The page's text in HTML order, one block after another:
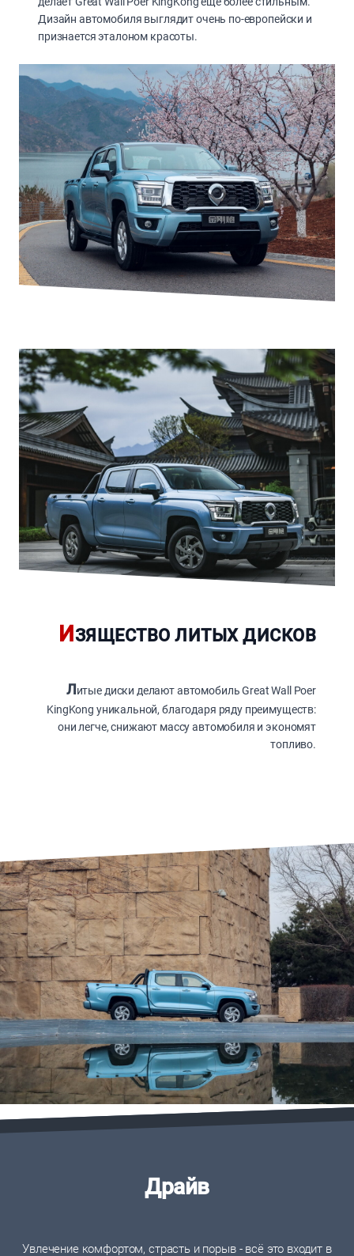
Дизайн автомобиля выглядит очень по-европейски и
признается эталоном красоты.
ИЗЯЩЕСТВО ЛИТЫХ ДИСКОВ
Литые диски делают автомобиль Great Wall Poer
KingKong уникальной, благодаря ряду преимуществ:
они легче, снижают массу автомобиля и экономят
топливо.
Драйв
Увлечение комфортом, страсть и порыв - всё это входит в